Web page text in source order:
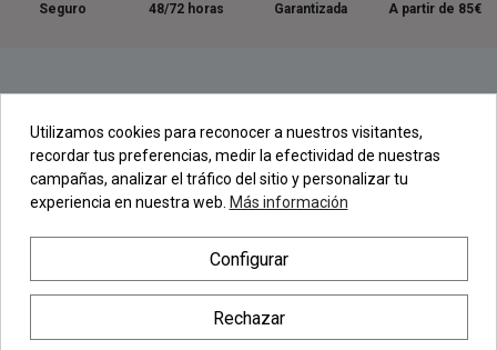
Seguro
48/72 horas
Garantizada
A partir de 85€
Contacta con nosotros
Regístrate en nuestra Newsletter
Newsletter
Utilizamos cookies para reconocer a nuestros visitantes,
recordar tus preferencias, medir la efectividad de nuestras
campañas, analizar el tráfico del sitio y personalizar tu
experiencia en nuestra web. Más información
Configurar
Rechazar